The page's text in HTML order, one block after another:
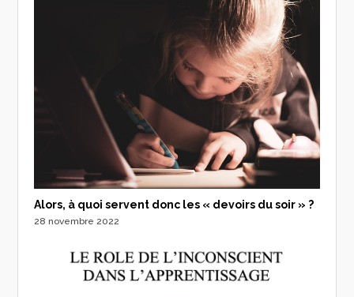
Alors, à quoi servent donc les « devoirs du soir » ?
28 novembre 2022